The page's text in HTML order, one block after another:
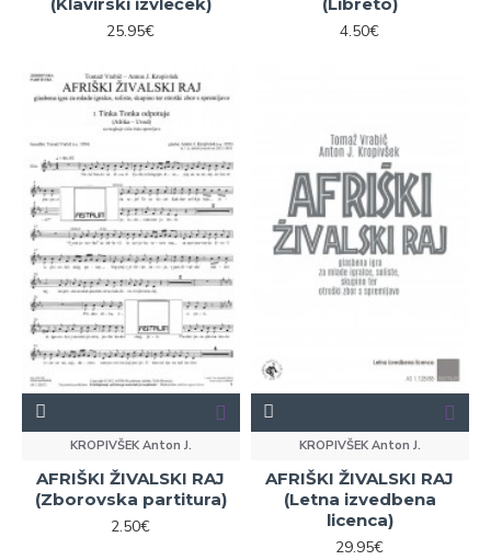
25.95€
4.50€
KROPIVŠEK Anton J.
AFRIŠKI ŽIVALSKI RAJ
(Zborovska partitura)
2.50€
KROPIVŠEK Anton J.
AFRIŠKI ŽIVALSKI RAJ
(Letna izvedbena
licenca)
29.95€